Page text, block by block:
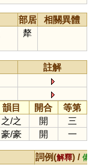
部居
相關異體
犛
註解
韻目 開合
等第
之/之 開
三
豪/豪 開 一
詞例(解釋) / 備